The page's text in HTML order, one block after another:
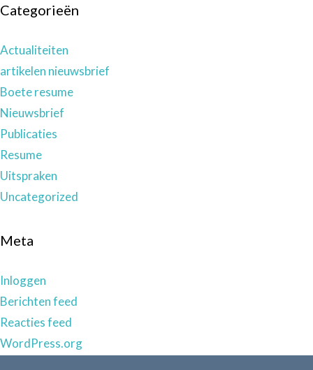
Categorieën
Actualiteiten
artikelen nieuwsbrief
Boete resume
Nieuwsbrief
Publicaties
Resume
Uitspraken
Uncategorized
Meta
Inloggen
Berichten feed
Reacties feed
WordPress.org